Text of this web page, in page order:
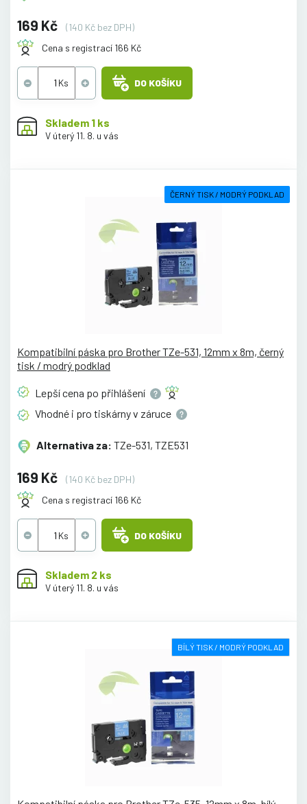
169 Kč
(140 Kč bez DPH)
Cena s registrací 166 Kč
DO KOŠÍKU
Skladem 1 ks
V úterý 11. 8. u vás
ČERNÝ TISK / MODRÝ PODKLAD
Kompatibilní páska pro Brother TZe-531, 12mm x 8m, černý
tisk / modrý podklad
Lepší cena po přihlášení
Vhodné i pro tiskárny v záruce
Alternativa za: TZe-531, TZE531
169 Kč
(140 Kč bez DPH)
Cena s registrací 166 Kč
DO KOŠÍKU
Skladem 2 ks
V úterý 11. 8. u vás
BÍLÝ TISK / MODRÝ PODKLAD